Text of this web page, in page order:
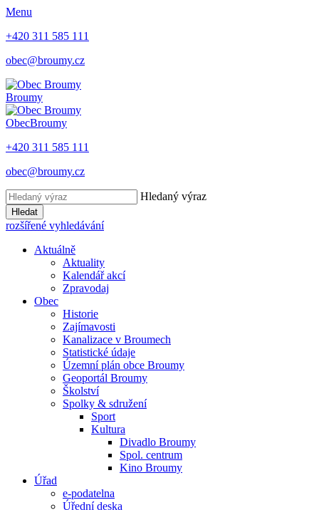
Menu
+420 311 585 111
obec@broumy.cz
Broumy
ObecBroumy
+420 311 585 111
obec@broumy.cz
Hledaný výraz
Hledat
rozšířené vyhledávání
Aktuálně
Aktuality
Kalendář akcí
Zpravodaj
Obec
Historie
Zajímavosti
Kanalizace v Broumech
Statistické údaje
Územní plán obce Broumy
Geoportál Broumy
Školství
Spolky & sdružení
Sport
Kultura
Divadlo Broumy
Spol. centrum
Kino Broumy
Úřad
e-podatelna
Úřední deska